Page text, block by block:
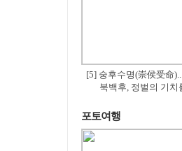
[5] 숭후수명(崇侯受命
북백후, 정벌의 기치
포토여행